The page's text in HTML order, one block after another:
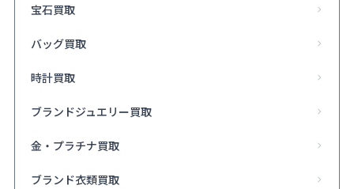
宝石買取
バッグ買取
時計買取
ブランドジュエリー買取
金・プラチナ買取
ブランド衣類買取